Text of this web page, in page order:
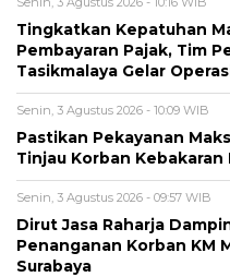
Tingkatkan Kepatuhan
Pembayaran Pajak, Tim
Tasikmalaya Gelar
Senin, 3 Agustus 2026 - 10:09 WIB
Pastikan Pekayanan
Tinjau Korban Kebakaran
Senin, 3 Agustus 2026 - 09:57 WIB
Dirut Jasa Raharja
Penanganan Korban KM
Surabaya